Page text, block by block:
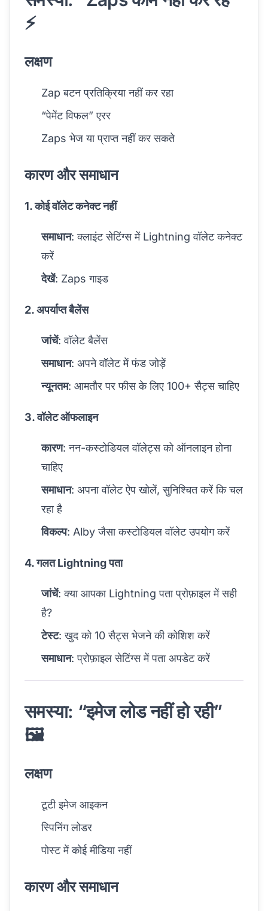
⚡
लक्षण
Zap बटन प्रतिक्रिया नहीं कर रहा
“पेमेंट विफल” एरर
Zaps भेज या प्राप्त नहीं कर सकते
कारण और समाधान
1. कोई वॉलेट कनेक्ट नहीं
समाधान: क्लाइंट सेटिंग्स में Lightning वॉलेट कनेक्ट
करें
देखें: Zaps गाइड
2. अपर्याप्त बैलेंस
जांचें: वॉलेट बैलेंस
समाधान: अपने वॉलेट में फंड जोड़ें
न्यूनतम: आमतौर पर फीस के लिए 100+ सैट्स चाहिए
3. वॉलेट ऑफलाइन
कारण: नन-कस्टोडियल वॉलेट्स को ऑनलाइन होना
चाहिए
समाधान: अपना वॉलेट ऐप खोलें, सुनिश्चित करें कि चल
रहा है
विकल्प: Alby जैसा कस्टोडियल वॉलेट उपयोग करें
4. गलत Lightning पता
जांचें: क्या आपका Lightning पता प्रोफ़ाइल में सही
है?
टेस्ट: खुद को 10 सैट्स भेजने की कोशिश करें
समाधान: प्रोफ़ाइल सेटिंग्स में पता अपडेट करें
समस्या: “इमेज लोड नहीं हो रही”
🖼️
लक्षण
टूटी इमेज आइकन
स्पिनिंग लोडर
पोस्ट में कोई मीडिया नहीं
कारण और समाधान